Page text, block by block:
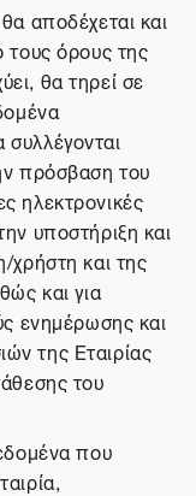
αποδέχεται και
τους όρους της
θα τηρεί σε
πρόσβαση του
ηλεκτρονικές
υποστήριξη και
χρήστη και της
και για
ενημέρωσης και
της Εταιρίας
του
που